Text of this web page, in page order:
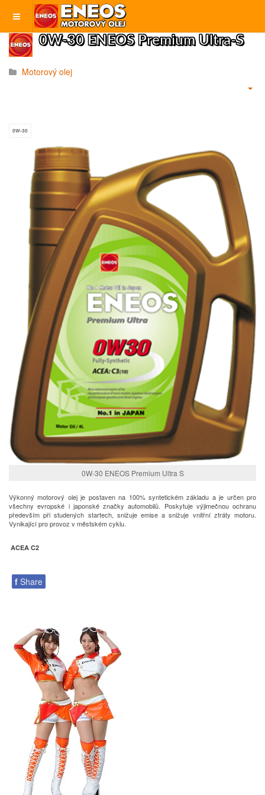
0W-30 ENEOS Premium Ultra-S
Motorový olej
0W-30
0W-30 ENEOS Premium Ultra S
Výkonný motorový olej je postaven na 100% syntetickém základu a je určen pro
všechny evropské i japonské značky automobilů. Poskytuje výjimečnou ochranu
především při studených startech, snižuje emise a snižuje vnitřní ztráty motoru.
Vynikající pro provoz v městském cyklu.
ACEA C2
f Share